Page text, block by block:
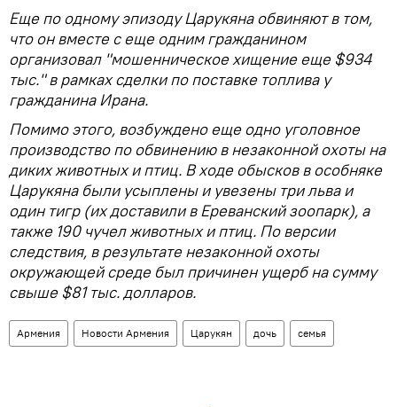
Еще по одному эпизоду Царукяна обвиняют в том,
что он вместе с еще одним гражданином
организовал "мошенническое хищение еще $934
тыс." в рамках сделки по поставке топлива у
гражданина Ирана.
Помимо этого, возбуждено еще одно уголовное
производство по обвинению в незаконной охоты на
диких животных и птиц. В ходе обысков в особняке
Царукяна были усыплены и увезены три льва и
один тигр (их доставили в Ереванский зоопарк), а
также 190 чучел животных и птиц. По версии
следствия, в результате незаконной охоты
окружающей среде был причинен ущерб на сумму
свыше $81 тыс. долларов.
Армения Новости Армения Царукян дочь семья